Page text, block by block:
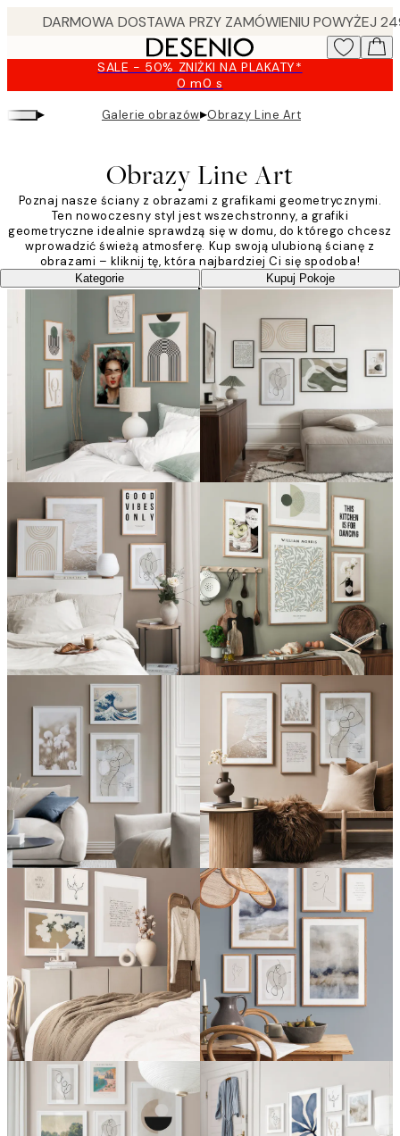
SALE - 50% ZNIŻKI NA PLAKATY*
0 m0 s
Ważny
do:
2026-
▸ Galerie obrazów▸Obrazy Line Art
Obrazy Line Art
Poznaj nasze ściany z obrazami z grafikami geometrycznymi.
Ten nowoczesny styl jest wszechstronny, a grafiki
geometryczne idealnie sprawdzą się w domu, do którego chcesz
wprowadzić świeżą atmosferę. Kup swoją ulubioną ścianę z
obrazami – kliknij tę, która najbardziej Ci się spodoba!
Kategorie Kupuj Pokoje